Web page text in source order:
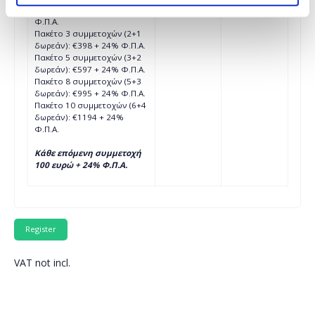
1η συμμετοχή: €199 + 24%
Φ.Π.Α.
Πακέτο 3 συμμετοχών (2+1
δωρεάν): €398 + 24% Φ.Π.Α.
Πακέτο 5 συμμετοχών (3+2
δωρεάν): €597 + 24% Φ.Π.Α.
Πακέτο 8 συμμετοχών (5+3
δωρεάν): €995 + 24% Φ.Π.Α.
Πακέτο 10 συμμετοχών (6+4
δωρεάν): €1194 + 24%
Φ.Π.Α.
Κάθε επόμενη συμμετοχή
100 ευρώ + 24% Φ.Π.Α.
ended.
VAT not incl.